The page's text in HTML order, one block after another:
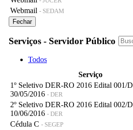
Webmail - SEDAM
Fechar
Serviços - Servidor Público
Todos
Serviço
1º Seletivo DER-RO 2016 Edital 001/
30/05/2016 - DER
2º Seletivo DER-RO 2016 Edital 002/
10/06/2016 - DER
Cédula C - SEGEP